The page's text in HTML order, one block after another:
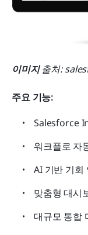
이미지 출처:
주요 기능:
Salesforce
워크플로 자
AI 기반 기회
맞춤형 대시
대규모 통합